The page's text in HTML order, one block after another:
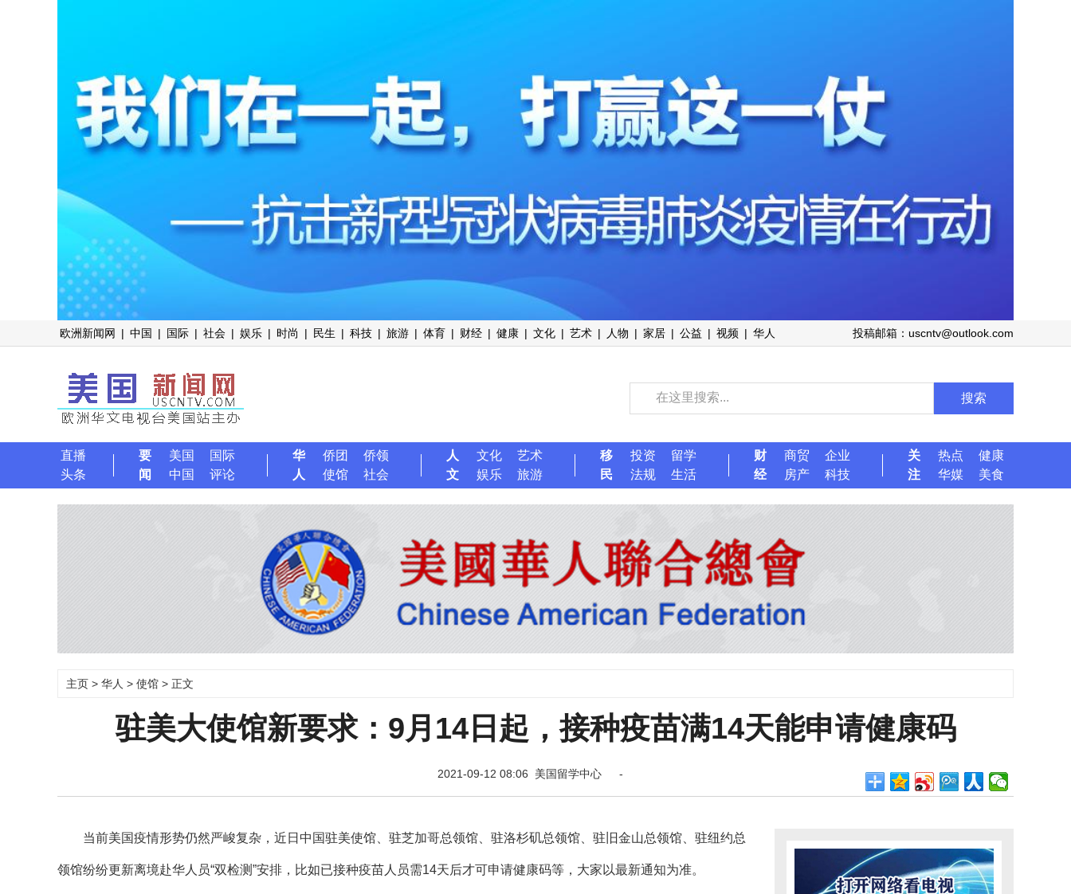
欧洲新闻网 | 中国 | 国际 | 社会 | 娱乐 | 时尚 | 民生 | 科技 | 旅游 | 体育 | 财经 | 健康 | 文化 | 艺术 | 人物 | 家居 | 公益 | 视频 | 华人 投稿邮箱：uscntv@outlook.com
搜索
直播
头条
要
闻
美国
国际
中国
评论
华
人
侨团
侨领
使馆
社会
人
文
文化
艺术
娱乐
旅游
移
民
投资
留学
法规
生活
财
经
商贸
企业
房产
科技
关
注
热点
健康
华媒
美食
主页 > 华人 > 使馆 > 正文
驻美大使馆新要求：9月14日起，接种疫苗满14天能申请健康码
2021-09-12 08:06 美国留学中心 -
当前美国疫情形势仍然严峻复杂，近日中国驻美使馆、驻芝加哥总领馆、驻洛杉矶总领馆、驻旧金山总领馆、驻纽约总
领馆纷纷更新离境赴华人员“双检测”安排，比如已接种疫苗人员需14天后才可申请健康码等，大家以最新通知为准。